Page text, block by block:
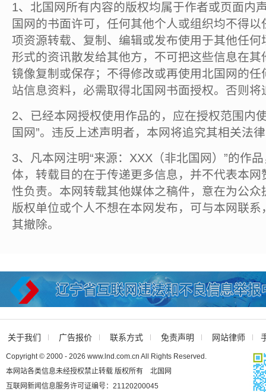
1、北国网所有内容的版权均属于作者或页面内
国网的书面许可，任何其他个人或组织均不得
项资源转载、复制、编辑或发布使用于其他任
形式的资讯散发给其他方，不可把这些信息在
镜像复制或保存；不得修改或再使用北国网的
站信息资料，必需取得北国网书面授权。否则将
2、已经本网授权使用作品的，应在授权范围内
国网”。违反上述声明者，本网将追究其相关法
3、凡本网注明“来源：XXX（非北国网）”的作
体，转载目的在于传递更多信息，并不代表本
性负责。本网转载其他媒体之稿件，意在为公
版权单位或个人不想在本网发布，可与本网联
其撤除。
关于我们 广告报价 联系方式 免责声明 网站律师
Copyright © 2000 - 2026 www.lnd.com.cn All Rights Reserved.
本网站各类信息未经授权禁止转载 版权所有 北国网
互联网新闻信息服务许可证编号：21120200045